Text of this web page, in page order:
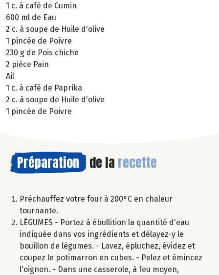
1 c. à café de Cumin
600 ml de Eau
2 c. à soupe de Huile d'olive
1 pincée de Poivre
230 g de Pois chiche
2 pièce Pain
Ail
1 c. à café de Paprika
2 c. à soupe de Huile d'olive
1 pincée de Poivre
Préparation de la recette
Préchauffez votre four à 200°C en chaleur
tournante.
LÉGUMES - Portez à ébullition la quantité d'eau
indiquée dans vos ingrédients et délayez-y le
bouillon de légumes. - Lavez, épluchez, évidez et
coupez le potimarron en cubes. - Pelez et émincez
l'oignon. - Dans une casserole, à feu moyen,